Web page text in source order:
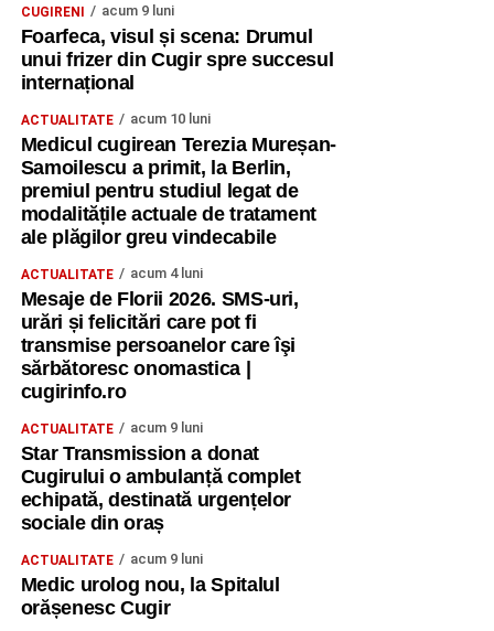
CUGIRENI acum 9 luni
Foarfeca, visul și scena: Drumul
unui frizer din Cugir spre succesul
internațional
ACTUALITATE acum 10 luni
Medicul cugirean Terezia Mureșan-
Samoilescu a primit, la Berlin,
premiul pentru studiul legat de
modalitățile actuale de tratament
ale plăgilor greu vindecabile
ACTUALITATE acum 4 luni
Mesaje de Florii 2026. SMS-uri,
urări și felicitări care pot fi
transmise persoanelor care îşi
sărbătoresc onomastica |
cugirinfo.ro
ACTUALITATE acum 9 luni
Star Transmission a donat
Cugirului o ambulanță complet
echipată, destinată urgențelor
sociale din oraș
ACTUALITATE acum 9 luni
Medic urolog nou, la Spitalul
orășenesc Cugir